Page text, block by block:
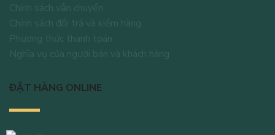
Chính sách vận chuyển
Chính sách đổi trả và kiểm hàng
Phương thức thanh toán
Nghĩa vụ của người bán và khách hàng
ĐẶT HÀNG ONLINE